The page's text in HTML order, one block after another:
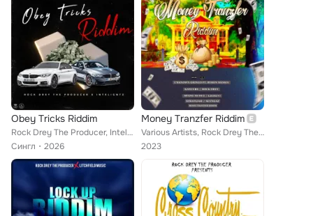
Obey Tricks Riddim
Rock Drey The Producer, Inteligntz
Сингл
2026
Money Tranzfer Riddim
Various Artists, Rock Drey The Producer, Khemis, Slyngaz, Stratijah, Kanvers, Byron Messia, Spang To Di G, Rock Drey, Unknown Gr...
2023